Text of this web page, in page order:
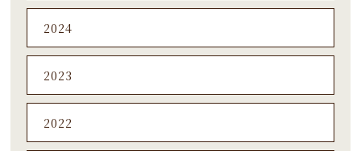
2024
2023
2022